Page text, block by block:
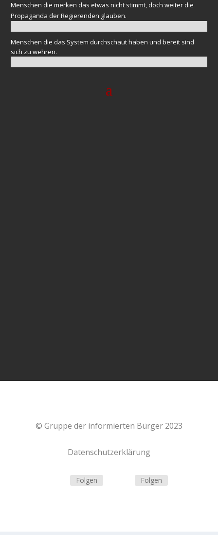
Menschen die merken das etwas nicht stimmt, doch weiter die
Propaganda der Regierenden glauben.
Menschen die das System durchschaut haben und bereit sind
sich zu wehren.
© Gruppe der informierten Bürger 2023
Datenschutzerklärung
Folgen Folgen